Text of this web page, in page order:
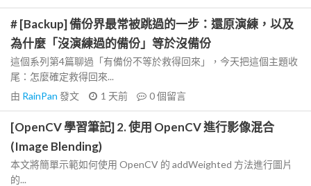
# [Backup] 備份界最常被跳過的一步：還原演練，以及
為什麼「沒演練過的備份」等於沒備份
這個系列第4篇聊過「有備份不等於救得回來」，今天把這個主題收
尾：怎麼確定救得回來...
由 RainPan 發文 1 天前 0個留言
[OpenCV 學習筆記] 2. 使用 OpenCV 進行影像混合
(Image Blending)
本文將簡單示範如何使用 OpenCV 的 addWeighted 方法進行圖片
的...